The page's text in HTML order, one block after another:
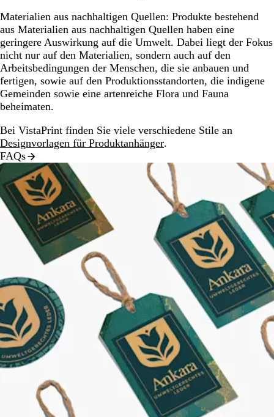
Materialien aus nachhaltigen Quellen: Produkte bestehend
aus Materialien aus nachhaltigen Quellen haben eine
geringere Auswirkung auf die Umwelt. Dabei liegt der Fokus
nicht nur auf den Materialien, sondern auch auf den
Arbeitsbedingungen der Menschen, die sie anbauen und
fertigen, sowie auf den Produktionsstandorten, die indigene
Gemeinden sowie eine artenreiche Flora und Fauna
beheimaten.
Bei VistaPrint finden Sie viele verschiedene Stile an
Designvorlagen für Produktanhänger.
FAQs